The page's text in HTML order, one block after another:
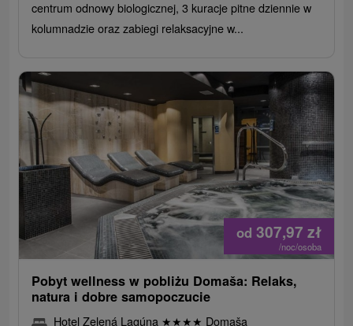
centrum odnowy biologicznej, 3 kuracje pitne dziennie w
kolumnadzie oraz zabiegi relaksacyjne w...
od 307,97 zł
/noc/osoba
Pobyt wellness w pobliżu Domaša: Relaks,
natura i dobre samopoczucie
Hotel Zelená Lagúna ★★★★ Domaša